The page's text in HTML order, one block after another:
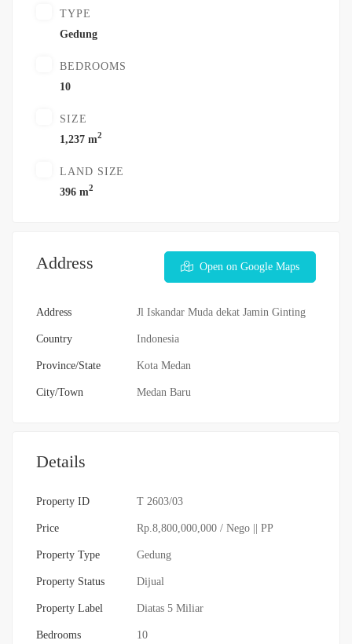
TYPE
Gedung
BEDROOMS
10
SIZE
1,237 m2
LAND SIZE
396 m2
Address Open on Google Maps
Address Jl Iskandar Muda dekat Jamin Ginting
Country Indonesia
Province/State Kota Medan
City/Town Medan Baru
Details
Property ID T 2603/03
Price Rp.8,800,000,000 / Nego || PP
Property Type Gedung
Property Status Dijual
Property Label Diatas 5 Miliar
Bedrooms 10